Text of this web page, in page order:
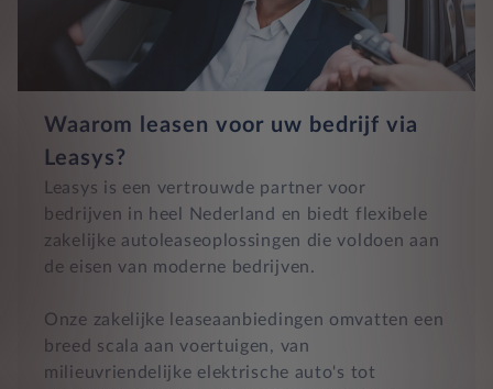
Waarom leasen voor uw bedrijf via
Leasys?
Leasys is een vertrouwde partner voor
bedrijven in heel Nederland en biedt flexibele
zakelijke autoleaseoplossingen die voldoen aan
de eisen van moderne bedrijven.
Onze zakelijke leaseaanbiedingen omvatten een
breed scala aan voertuigen, van
milieuvriendelijke elektrische auto's tot